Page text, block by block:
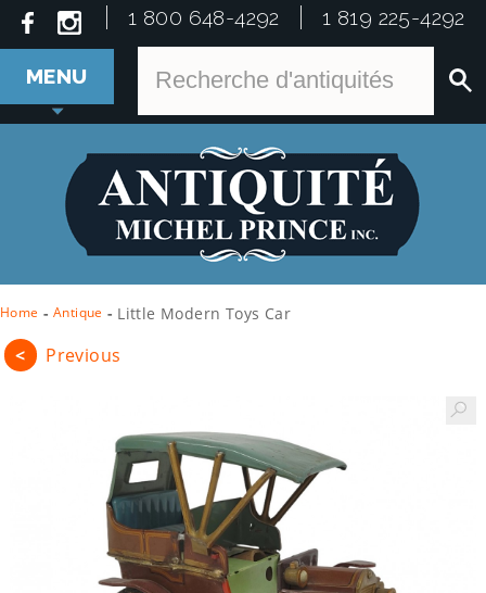
1 800 648-4292 1 819 225-4292
MENU
Home - Antique - Little Modern Toys Car
< Previous